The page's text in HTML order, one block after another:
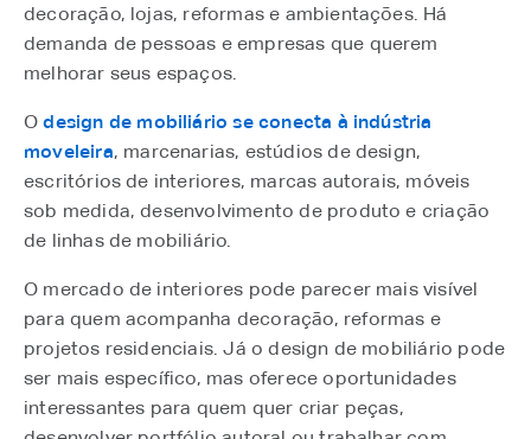
decoração, lojas, reformas e ambientações. Há
demanda de pessoas e empresas que querem
melhorar seus espaços.
Odesign de mobiliário se conecta à indústria
moveleira, marcenarias, estúdios de design,
escritórios de interiores, marcas autorais, móveis
sob medida, desenvolvimento de produto e criação
de linhas de mobiliário.
O mercado de interiores pode parecer mais visível
para quem acompanha decoração, reformas e
projetos residenciais. Já o design de mobiliário pode
ser mais específico, mas oferece oportunidades
interessantes para quem quer criar peças,